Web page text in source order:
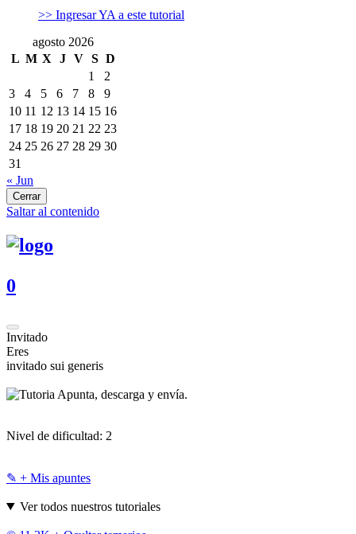
>> Ingresar YA a este tutorial
agosto 2026
L M X J V S D
1
2
3
4 5 6 7 8
9
10 11 12 13 14 15 16
17 18 19 20 21 22 23
24 25 26 27 28 29 30
31
« Jun
Cerrar
Saltar al contenido
0
Invitado
Eres
invitado sui generis
Apunta, descarga y envía.
Nivel de dificultad: 2
✎ + Mis apuntes
Ver todos nuestros tutoriales